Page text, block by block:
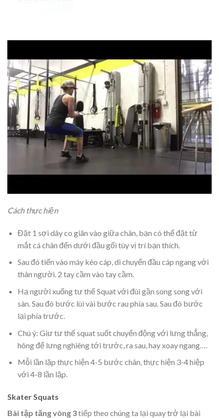
Cách thực hiện
Đặt 1 sợi dây co giãn vào giữa chân, bạn có thể đặt từ
mắt cá chân đến dưới đầu gối tùy vị trí bạn thích.
Sau đó tiến vào máy kéo cáp, di chuyển đầu cáp ngang với
thân người. 2 tay cầm vào tay cầm.
Hạ người xuống tư thế Squat với đùi gần song song với
sàn. Sau đó bước lùi vài bước rau phía sau. Sau đó bước
lại phía trước.
Chú ý: Giư tư thế squat suốt chuyển động với lưng thẳng,
hông để lưng nghiêng tới trước, ra sau, hay xoay ngang….
Mỗi lần lặp thực hiện 4-5 bước chân, thực hiện 3-4 hiệp
với 4-8 lần lặp.
Skater Squats
Bài tập tăng vòng 3tiếp theo chúng ta lại quay trở lại bài